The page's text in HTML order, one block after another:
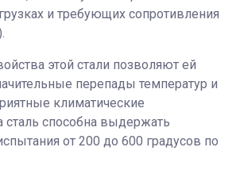
и требующих сопротивления
этой стали позволяют ей
перепады температур и
климатические
сталь способна выдержать
от 200 до 600 градусов по